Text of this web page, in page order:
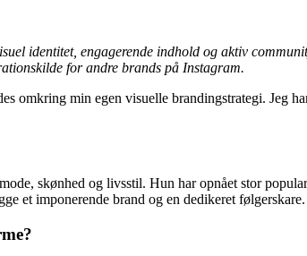
identitet, engagerende indhold og aktiv
for andre brands på Instagram.
min egen visuelle brandingstrategi. Jeg
skønhed og livsstil. Hun har opnået stor
et imponerende brand og en dedikeret følgerskare.